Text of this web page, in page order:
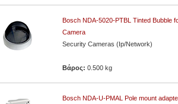
Bosch NDA-5020-PTBL Tinted Bubble
Camera
Security Cameras (Ip/Network)
Βάρος:0.500 kg
Bosch NDA-U-PMAL Pole mount